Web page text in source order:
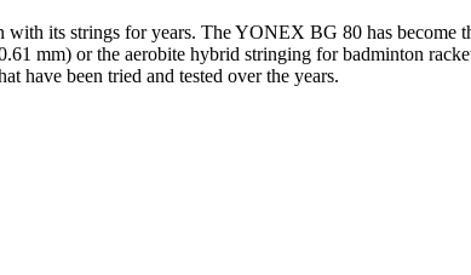
its strings for years. The YONEX BG 80 has become
mm) or the aerobite hybrid stringing for badminton
have been tried and tested over the years.